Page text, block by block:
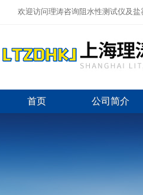
欢迎访问理涛咨询阻水性测试仪及盐
首页 公司简介